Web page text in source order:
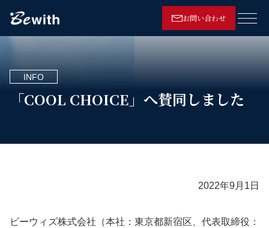
お問い合わせ
メニ
「COOL CHOICE」へ賛同しました
INFO
2022年9月1日
ビーウィズ株式会社（本社：東京都新宿区、代表取締役：